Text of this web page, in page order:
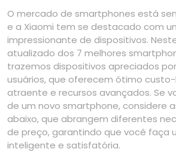
O mercado de smartphones está
e a Xiaomi tem se destacado com
impressionante de dispositivos.
atualizado dos 7 melhores
trazemos dispositivos apreciados
usuários, que oferecem ótimo
atraente e recursos avançados. Se
de um novo smartphone, considere
abaixo, que abrangem diferentes
de preço, garantindo que você faça
inteligente e satisfatória.